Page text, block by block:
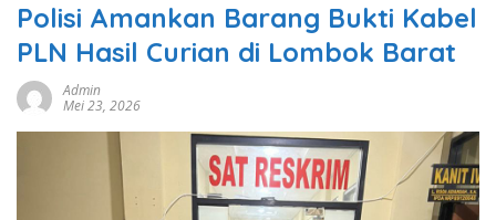
Polisi Amankan Barang Bukti Kabel
PLN Hasil Curian di Lombok Barat
Admin
Mei 23, 2026